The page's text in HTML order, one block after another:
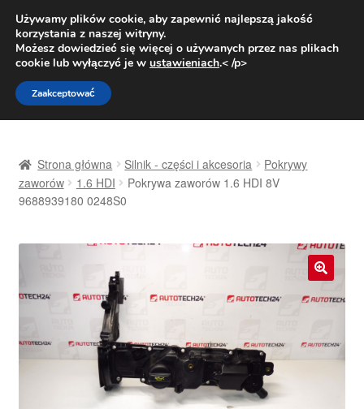
DOSTAWA od 31 zł
Pn.-pt. 9:00-16:00800 003 167
Przejdź
do
nawigacji
Przejdź
do
treści
Dostawa
Moje konto
O nas
Strona główna Silnik - części i akcesoria
Pokrywy
zaworów
1.6 HDI
Pokrywa zaworów 1.6 HDI 8V
9688939180 0248S0
Używamy plików cookie, aby zapewnić najlepszą jakość
korzystania z naszej witryny.
Możesz dowiedzieć się więcej o używanych przez nas plikach
cookie lub wyłączyć je w ustawieniach.< /p>
Zaakceptować